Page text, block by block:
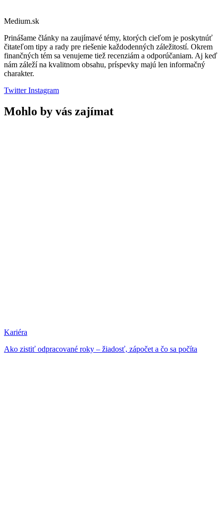
Medium.sk
Prinášame články na zaujímavé témy, ktorých cieľom je poskytnúť
čitateľom tipy a rady pre riešenie každodenných záležitostí. Okrem
finančných tém sa venujeme tiež recenziám a odporúčaniam. Aj keď
nám záleží na kvalitnom obsahu, príspevky majú len informačný
charakter.
TwitterInstagram
Mohlo by vás zajímat
Kariéra
Ako zistiť odpracované roky – žiadosť, zápočet a čo sa počíta